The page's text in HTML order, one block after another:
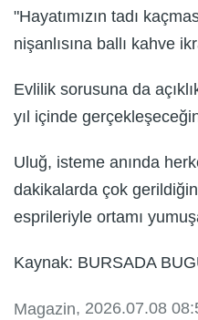
"Hayatımızın tadı
nişanlısına ballı kahve
Evlilik sorusuna da
yıl içinde
Uluğ, isteme anında
dakikalarda çok
esprileriyle ortamı
Kaynak: BURSADA
Magazin, 2026.07.08